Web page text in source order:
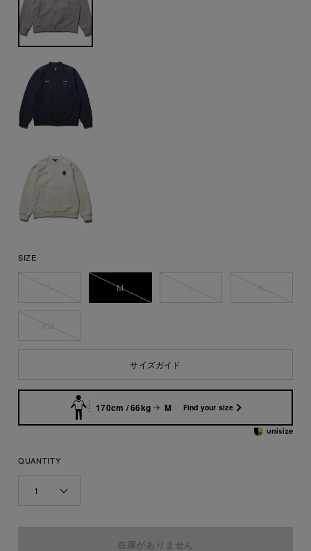
SIZE
M
サイズガイド
170cm / 66kg M Find your size
QUANTITY
1